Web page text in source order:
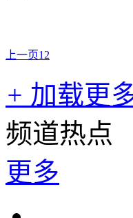
上一页1 2
+ 加载更
频道热点
更多